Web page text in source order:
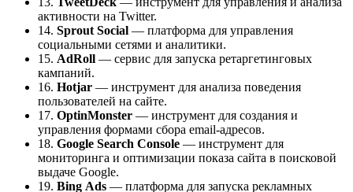
активности на Twitter.
14. Sprout Social — платформа для управления
социальными сетями и аналитики.
15. AdRoll — сервис для запуска ретаргетинговых
кампаний.
16. Hotjar — инструмент для анализа поведения
пользователей на сайте.
17. OptinMonster — инструмент для создания и
управления формами сбора email-адресов.
18. Google Search Console — инструмент для
мониторинга и оптимизации показа сайта в поисковой
выдаче Google.
19. Bing Ads — платформа для запуска рекламных